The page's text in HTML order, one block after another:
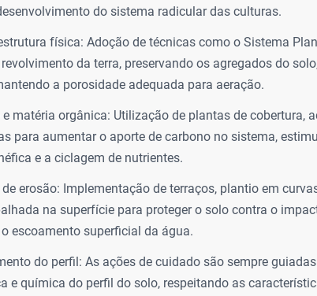
do sistema radicular das culturas.
física: Adoção de técnicas como o Sistema
da terra, preservando os agregados do
a porosidade adequada para aeração.
matéria orgânica: Utilização de plantas de cobertura,
para aumentar o aporte de carbono no sistema,
e a ciclagem de nutrientes.
erosão: Implementação de terraços, plantio em
na superfície para proteger o solo contra o
escoamento superficial da água.
do perfil: As ações de cuidado são sempre
e química do perfil do solo, respeitando as